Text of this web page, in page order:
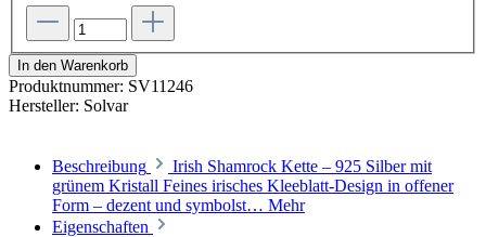
In den Warenkorb
Produktnummer: SV11246
Hersteller: Solvar
Beschreibung
Irish Shamrock Kette – 925 Silber mit
grünem Kristall Feines irisches Kleeblatt-Design in offener
Form – dezent und symbolst… Mehr
Eigenschaften